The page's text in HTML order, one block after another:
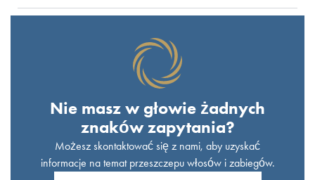
Nie masz w głowie żadnych
znaków zapytania?
Możesz skontaktować się z nami, aby uzyskać
informacje na temat przeszczepu włosów i zabiegów.